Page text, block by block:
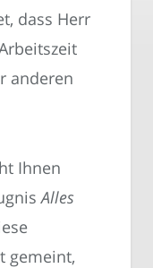
dass Herr
anderen
Ihnen
Alles
gemeint,